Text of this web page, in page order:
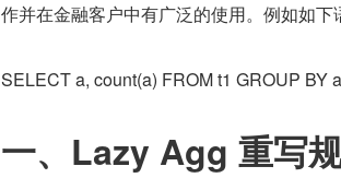
作并在金融客户中有广泛的使用。例如如下
SELECT a, count(a) FROM t1 GROUP BY
一、Lazy Agg 重写